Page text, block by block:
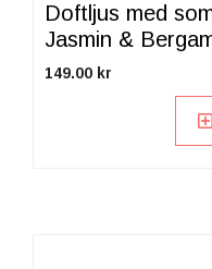
Doftljus med
Jasmin &
149.00 kr